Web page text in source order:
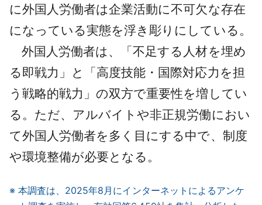
に外国人労働者は企業活動に不可欠な存在
になっている実態を浮き彫りにしている。
外国人労働者は、「不足する人材を埋め
る即戦力」と「高度技能・国際対応力を担
う戦略的戦力」の双方で重要性を増してい
る。ただ、アルバイトや非正規労働におい
て外国人労働者を多く目にする中で、制度
や環境整備が必要となる。
※ 本調査は、2025年8月にインターネットによるアンケ